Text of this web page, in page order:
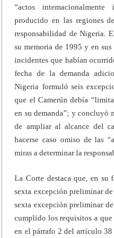
“actos
producido en las regiones
responsabilidad de Nigeria.
su memoria de 1995 y en
incidentes que habían
fecha de la demanda
Nigeria formuló seis
que el Camerún debía
en su demanda”; y concluyó
de ampliar al alcance del
hacerse caso omiso de las
miras a determinar la
La Corte destaca que, en
sexta excepción preliminar
sexta excepción preliminar
cumplido los requisitos a que
en el párrafo 2 del artículo